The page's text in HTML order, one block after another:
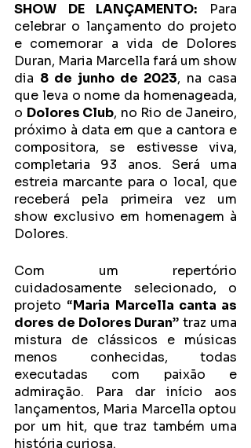
SHOW DE LANÇAMENTO: Para
celebrar o lançamento do projeto
e comemorar a vida de Dolores
Duran, Maria Marcella fará um show
dia 8 de junho de 2023, na casa
que leva o nome da homenageada,
o Dolores Club, no Rio de Janeiro,
próximo à data em que a cantora e
compositora, se estivesse viva,
completaria 93 anos. Será uma
estreia marcante para o local, que
receberá pela primeira vez um
show exclusivo em homenagem à
Dolores.
Com um repertório
cuidadosamente selecionado, o
projeto “Maria Marcella canta as
dores de Dolores Duran” traz uma
mistura de clássicos e músicas
menos conhecidas, todas
executadas com paixão e
admiração. Para dar início aos
lançamentos, Maria Marcella optou
por um hit, que traz também uma
história curiosa.